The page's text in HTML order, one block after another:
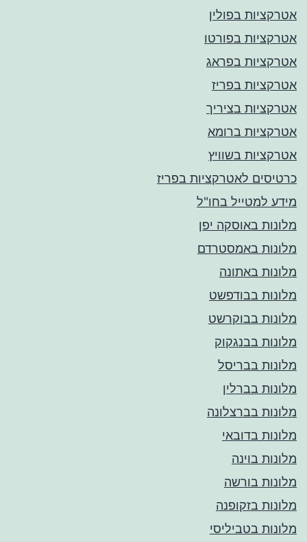
אטרקציות בפולין
אטרקציות בפורטו
אטרקציות בפראג
אטרקציות בפריז
אטרקציות בציריך
אטרקציות ברומא
אטרקציות בשוויץ
כרטיסים לאטרקציות בפריז
מידע למטייל בחו"ל
מלונות באוסקה יפן
מלונות באמסטרדם
מלונות באתונה
מלונות בבודפשט
מלונות בבוקרשט
מלונות בבנגקוק
מלונות בבריסל
מלונות בברלין
מלונות בברצלונה
מלונות בדובאי
מלונות בוינה
מלונות בורשה
מלונות בזקופנה
מלונות בטביליסי